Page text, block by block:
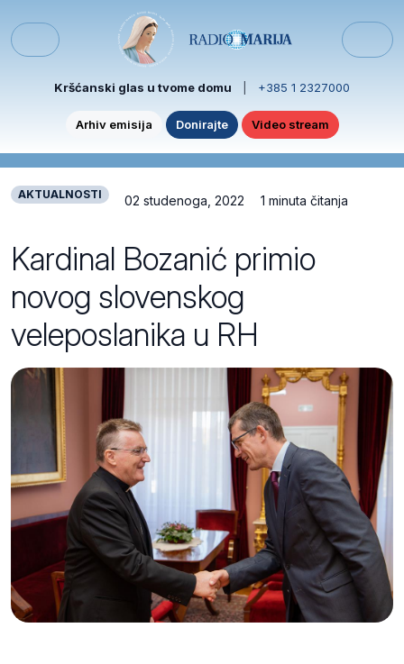
Menu
Kršćanski glas u tvome domu +385 1 2327000
Arhiv emisija Donirajte Video stream
AKTUALNOSTI 02 studenoga, 2022 1 minuta čitanja
Kardinal Bozanić primio
novog slovenskog
veleposlanika u RH